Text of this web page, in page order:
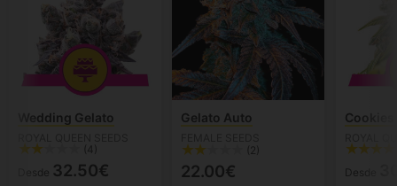
Wedding Gelato
(4)
Desde 32.50€
Gelato Auto
(2)
22.00€
Cookies
Desde